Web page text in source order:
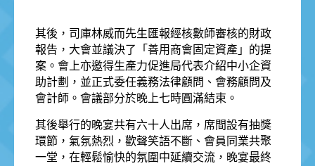
其後，司庫林威而先生匯報經核數師審核的財政
報告，大會並議決了「善用商會固定資產」的提
案。會上亦邀得生產力促進局代表介紹中小企資
助計劃，並正式委任義務法律顧問、會務顧問及
會計師。會議部分於晚上七時圓滿結束。
其後舉行的晚宴共有六十人出席，席間設有抽獎
環節，氣氛熱烈，歡聲笑語不斷、會員同業共聚
一堂，在輕鬆愉快的氛圍中延續交流，晚宴最終